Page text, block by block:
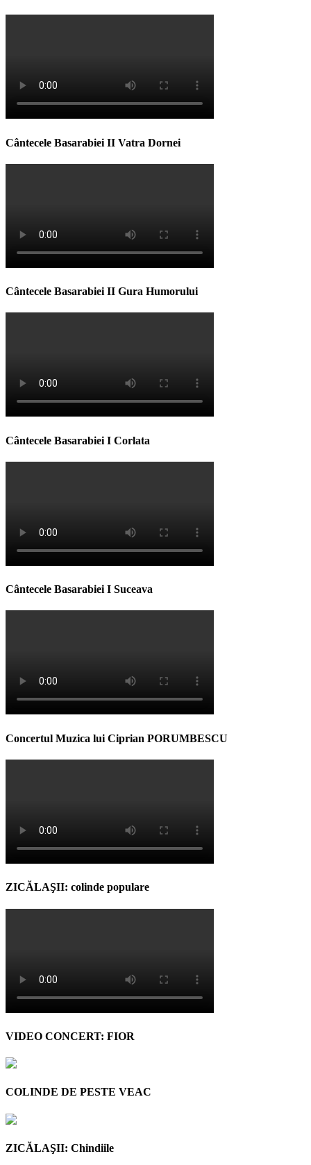
Cântecele Basarabiei II Vatra Dornei
Cântecele Basarabiei II Gura Humorului
Cântecele Basarabiei I Corlata
Cântecele Basarabiei I Suceava
Concertul Muzica lui Ciprian PORUMBESCU
ZICĂLAŞII: colinde populare
VIDEO CONCERT: FIOR
COLINDE DE PESTE VEAC
ZICĂLAŞII: Chindiile